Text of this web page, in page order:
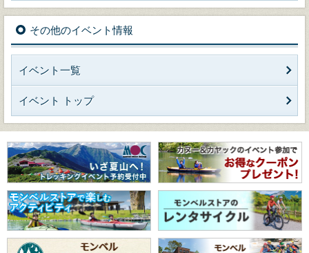
その他のイベント情報
イベント一覧
イベント トップ